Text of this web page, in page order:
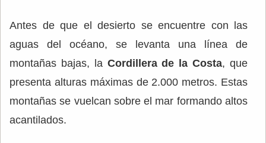
Antes de que el desierto se encuentre con las
aguas del océano, se levanta una línea de
montañas bajas, la Cordillera de la Costa, que
presenta alturas máximas de 2.000 metros. Estas
montañas se vuelcan sobre el mar formando altos
acantilados.